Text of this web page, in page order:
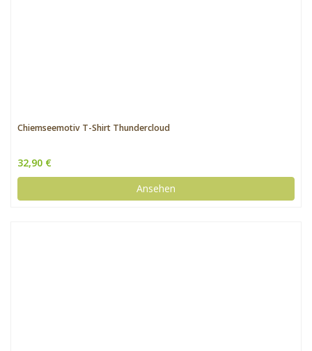
Chiemseemotiv T-Shirt Thundercloud
32,90 €
Ansehen